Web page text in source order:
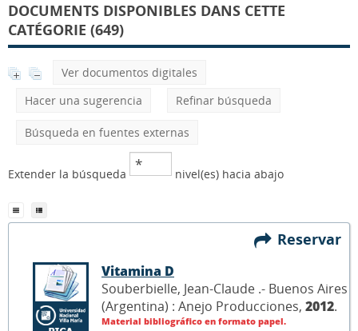
DOCUMENTS DISPONIBLES DANS CETTE
CATÉGORIE (649)
Ver documentos digitales
Hacer una sugerencia
Refinar búsqueda
Búsqueda en fuentes externas
Extender la búsqueda nivel(es) hacia abajo
Reservar
Vitamina D
Souberbielle, Jean-Claude .- Buenos Aires
(Argentina) : Anejo Producciones, 2012.
Material bibliográfico en formato papel.